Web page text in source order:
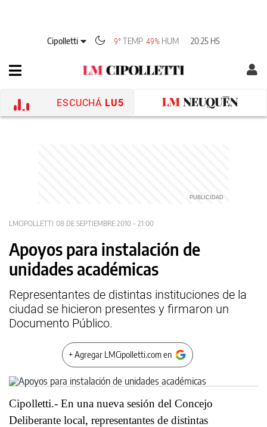
Cipolletti 9° TEMP 49% HUM 20:25 HS
ESCUCHÁ LU5
LMCIPOLLETTI 08 DE SEPTIEMBRE 2010 - 21:00
Apoyos para instalación de
unidades académicas
Representantes de distintas instituciones de la
ciudad se hicieron presentes y firmaron un
Documento Público.
+ Agregar LMCipolletti.com en
Cipolletti.- En una nueva sesión del Concejo
Deliberante local, representantes de distintas